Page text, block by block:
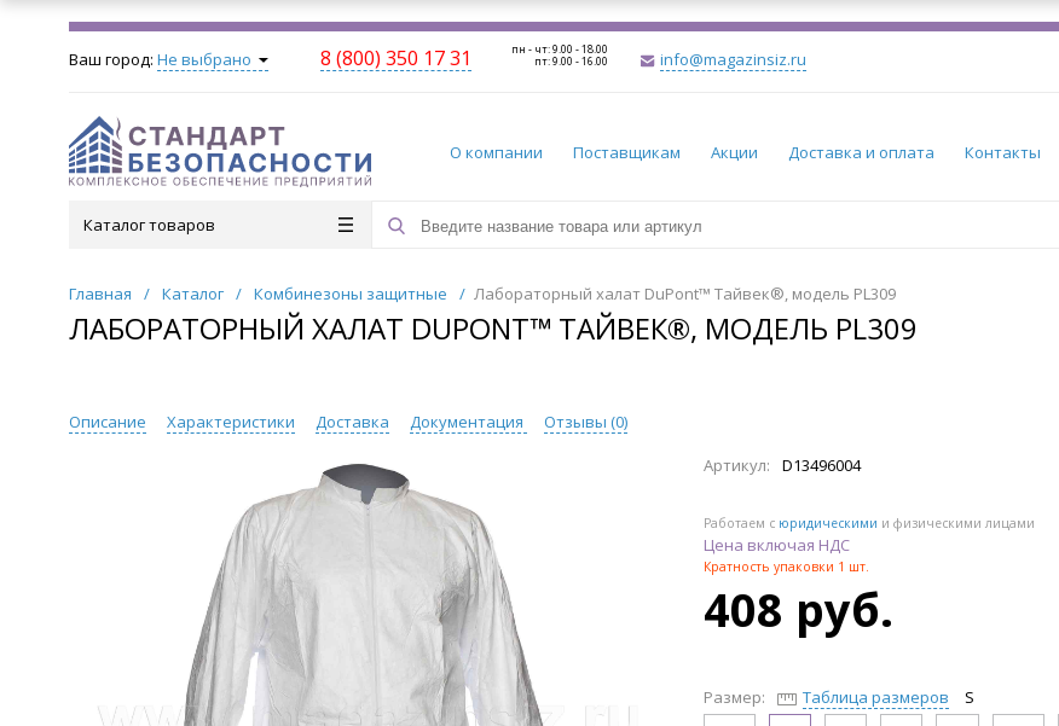
Ваш город: Не выбрано 8 (800) 350 17 31 пн - чт: 9.00 - 18.00
пт: 9.00 - 16.00 info@magazinsiz.ru
О компании Поставщикам Акции Доставка и оплата Контакты
Каталог товаров
Главная / Каталог / Комбинезоны защитные / Лабораторный халат DuPont™ Тайвек®, модель PL309
ЛАБОРАТОРНЫЙ ХАЛАТ DUPONT™ ТАЙВЕК®, МОДЕЛЬ PL309
Описание Характеристики Доставка Документация Отзывы (0)
Артикул: D13496004
Работаем с юридическими и физическими лицами
Цена включая НДС
Кратность упаковки 1 шт.
408 руб.
Размер: Таблица размеров
S